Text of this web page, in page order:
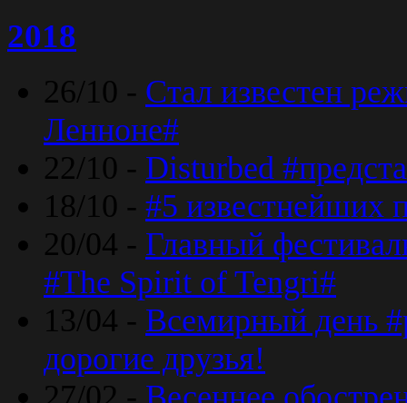
2018
26/10 - Стал известен
Ленноне#
22/10 - Disturbed
18/10 - #5 известнейших
20/04 - Главный
#The Spirit of Tengri#
13/04 - Всемирный день
дорогие друзья!